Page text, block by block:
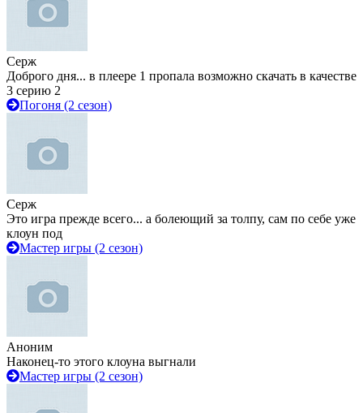
Серж
Доброго дня... в плеере 1 пропала возможно скачать в качестве
3 серию 2
Погоня (2 сезон)
Серж
Это игра прежде всего... а болеющий за толпу, сам по себе уже
клоун под
Мастер игры (2 сезон)
Аноним
Наконец-то этого клоуна выгнали
Мастер игры (2 сезон)